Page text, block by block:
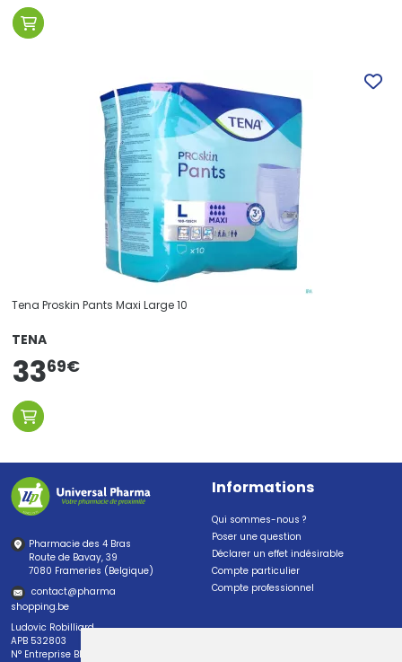
Tena Proskin Pants Maxi Large 10
TENA
3369€
Pharmacie des 4 Bras
Route de Bavay, 39
7080 Frameries (Belgique)
contact@pharma
shopping.be
Ludovic Robilliard
APB 532803
N° Entreprise BE0447.382.113
Informations
Qui sommes-nous ?
Poser une question
Déclarer un effet indésirable
Compte particulier
Compte professionnel